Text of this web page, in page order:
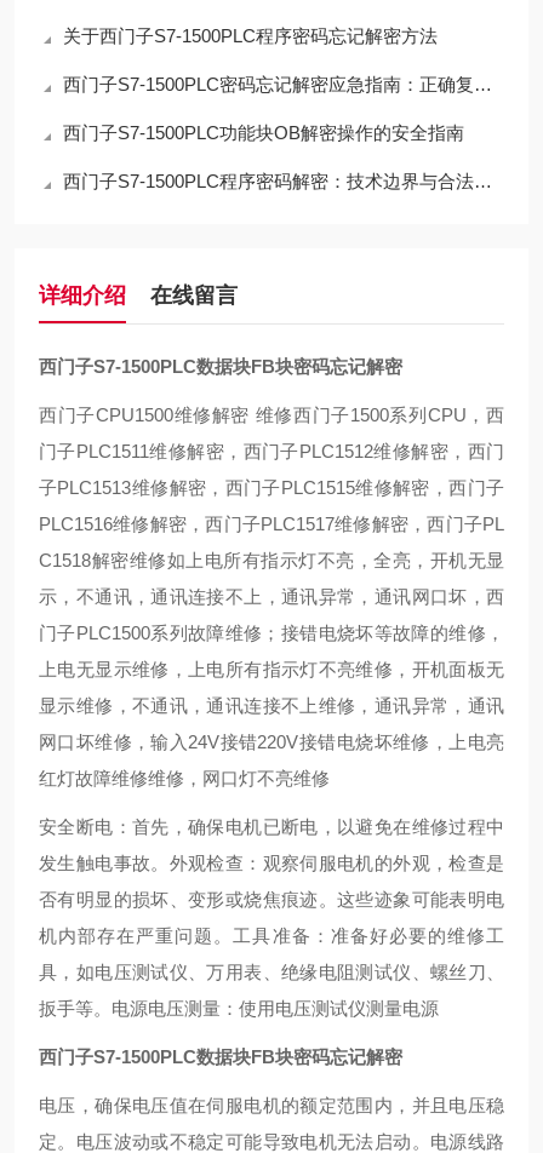
关于西门子S7-1500PLC程序密码忘记解密方法
西门子S7-1500PLC密码忘记解密应急指南：正确复位流程与数据取舍
西门子S7-1500PLC功能块OB解密操作的安全指南
西门子S7-1500PLC程序密码解密：技术边界与合法路径的深度解析
详细介绍 在线留言
西门子S7-1500PLC数据块FB块密码忘记解密
西门子CPU1500维修解密 维修西门子1500系列CPU，西
门子PLC1511维修解密，西门子PLC1512维修解密，西门
子PLC1513维修解密，西门子PLC1515维修解密，西门子
PLC1516维修解密，西门子PLC1517维修解密，西门子PL
C1518解密维修如上电所有指示灯不亮，全亮，开机无显
示，不通讯，通讯连接不上，通讯异常，通讯网口坏，西
门子PLC1500系列故障维修；接错电烧坏等故障的维修，
上电无显示维修，上电所有指示灯不亮维修，开机面板无
显示维修，不通讯，通讯连接不上维修，通讯异常，通讯
网口坏维修，输入24V接错220V接错电烧坏维修，上电亮
红灯故障维修维修，网口灯不亮维修
安全断电：首先，确保电机已断电，以避免在维修过程中
发生触电事故。外观检查：观察伺服电机的外观，检查是
否有明显的损坏、变形或烧焦痕迹。这些迹象可能表明电
机内部存在严重问题。 工具准备：准备好必要的维修工
具，如电压测试仪、万用表、绝缘电阻测试仪、螺丝刀、
扳手等。 电源电压测量：使用电压测试仪测量电源
西门子S7-1500PLC数据块FB块密码忘记解密
电压，确保电压值在伺服电机的额定范围内，并且电压稳
定。电压波动或不稳定可能导致电机无法启动。 电源线路